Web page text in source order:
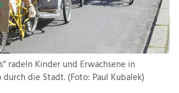
radeln Kinder und Erwachsene in
die Stadt. (Foto: Paul Kubalek)